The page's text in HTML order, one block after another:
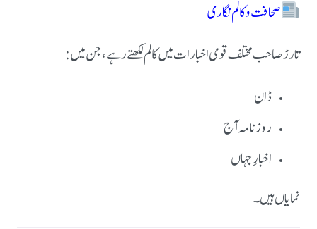
صحافت و کالم نگاری
تارڑ صاحب مختلف قومی اخبارات میں کالم لکھتے رہے، جن میں:
ڈان
روزنامہ آج
اخبارِ جہاں
نمایاں ہیں۔